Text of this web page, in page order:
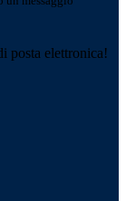
posta elettronica!